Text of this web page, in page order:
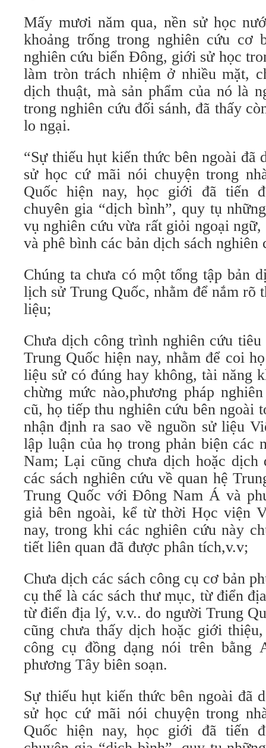
Mấy mươi năm qua, nền sử học
khoảng trống trong nghiên cứu cơ
nghiên cứu biển Đông, giới sử học
làm tròn trách nhiệm ở nhiều mặt,
dịch thuật, mà sản phẩm của nó là
trong nghiên cứu đối sánh, đã thấy
lo ngại.
“Sự thiếu hụt kiến thức bên ngoài đã
sử học cứ mãi nói chuyện trong
Quốc hiện nay, học giới đã tiến
chuyên gia “dịch bình”, quy tụ
vụ nghiên cứu vừa rất giỏi ngoại
và phê bình các bản dịch sách nghiên
Chúng ta chưa có một tổng tập bản
lịch sử Trung Quốc, nhằm để nắm rõ
liệu;
Chưa dịch công trình nghiên cứu
Trung Quốc hiện nay, nhằm để coi
liệu sử có đúng hay không, tài năng
chừng mức nào,phương pháp
cũ, họ tiếp thu nghiên cứu bên ngoài
nhận định ra sao về nguồn sử liệu
lập luận của họ trong phản biện các
Nam; Lại cũng chưa dịch hoặc
các sách nghiên cứu về quan hệ
Trung Quốc với Đông Nam Á và
giả bên ngoài, kể từ thời Học viện
nay, trong khi các nghiên cứu này
tiết liên quan đã được phân tích,v.v;
Chưa dịch các sách công cụ cơ bản
cụ thể là các sách thư mục, từ điển
từ điển địa lý, v.v.. do người Trung
cũng chưa thấy dịch hoặc giới
công cụ đồng dạng nói trên bằng
phương Tây biên soạn.
Sự thiếu hụt kiến thức bên ngoài đã
sử học cứ mãi nói chuyện trong
Quốc hiện nay, học giới đã tiến